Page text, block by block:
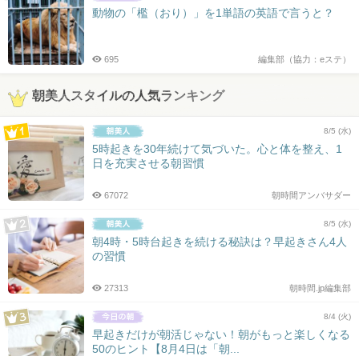
動物の「檻（おり）」を1単語の英語で言うと？
編集部（協力：eステ）
695
朝美人スタイルの人気ランキング
8/5 (水)
5時起きを30年続けて気づいた。心と体を整え、1
日を充実させる朝習慣
朝時間アンバサダー
67072
8/5 (水)
朝4時・5時台起きを続ける秘訣は？早起きさん4人
の習慣
朝時間.jp編集部
27313
8/4 (火)
早起きだけが朝活じゃない！朝がもっと楽しくなる
50のヒント【8月4日は「朝...